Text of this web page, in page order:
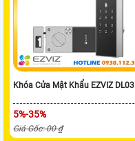
Khóa Cửa Mật Khẩu EZVIZ DL03
5%-35%
Giá Gốc: 00 ₫